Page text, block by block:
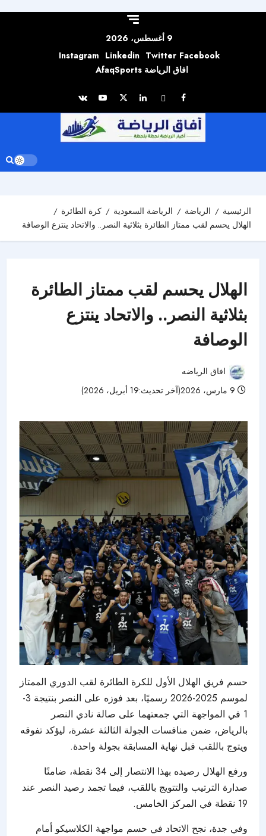
9 أغسطس، 2026
Facebook
Twitter
Linkedin
Instagram
افاق الرياضة AfaqSports
الرئيسية الرياضة الرياضة السعودية
كرة الطائرة
الهلال يحسم لقب ممتاز الطائرة بثلاثية النصر.. والاتحاد ينتزع الوصافة
الهلال يحسم لقب ممتاز الطائرة
بثلاثية النصر.. والاتحاد ينتزع
الوصافة
افاق الرياضه
حسم فريق الهلال الأول للكرة الطائرة لقب الدوري الممتاز
لموسم 2025-2026 رسميًا، بعد فوزه على النصر بنتيجة 3-
1 في المواجهة التي جمعتهما على صالة نادي النصر
بالرياض، ضمن منافسات الجولة الثالثة عشرة، ليؤكد تفوقه
ويتوج باللقب قبل نهاية المسابقة بجولة واحدة.
ورفع الهلال رصيده بهذا الانتصار إلى 34 نقطة، ضامنًا
صدارة الترتيب والتتويج باللقب، فيما تجمد رصيد النصر عند
19 نقطة في المركز الخامس.
وفي جدة، نجح الاتحاد في حسم مواجهة الكلاسيكو أمام